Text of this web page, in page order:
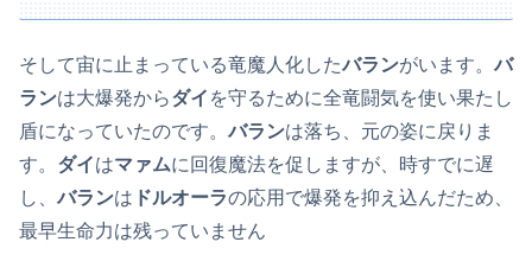
そして宙に止まっている竜魔人化したバランがいます。バ
ランは大爆発からダイ を守るために全竜闘気を使い果たし
盾になっていたのです。バランは落ち、元の姿に戻りま
す。 ダイはマァムに回復魔法を促しますが、時すでに遅
し、バランは ドルオーラの応用で爆発を抑え込んだため、
最早生命力は残っていません